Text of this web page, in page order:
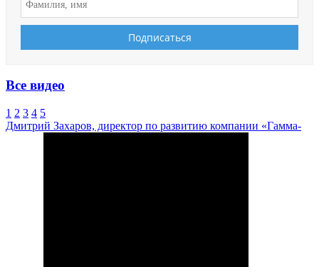
Все видео
1 2 3 4 5
Дмитрий Захаров, директор по развитию компании «Гамма-